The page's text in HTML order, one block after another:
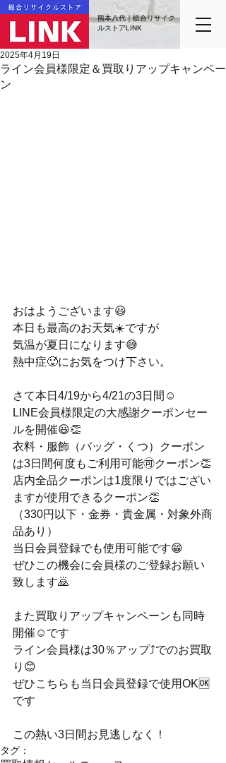
熊本八代｜総合リサイク
ルストアLINK
ライン会員様限定＆買取りアップキャンペー
ン
2025年4月19日
おはようございます😃
本日も最高のお天気☀️ですが
気温が夏日になります😅
熱中症🥵にお気をつけ下さい。
さて本日4/19から4/21の3日間☺️
LINE会員様限定の大感謝クーポンセー
ルを開催😃👏
衣料・服飾（バッグ・くつ）クーポン
は3日間何度もご利用可能🉑クーポン👏
店内全品クーポンは1度限りではござい
ますが使用できるクーポン👏
（330円以下・金券・貴金属・対象外商
品あり）
当日会員登録でも使用可能です😁
ぜひこの機会に会員様のご登録お願い
致します🙇
また買取りアップキャンペーンも同時
開催☺️です
ライン会員様は30％アップ⤴️でのお買取
り😊
ぜひこちらも当日会員登録で使用OK🆗
です
この熱い3日間お見逃しなく！
タグ：